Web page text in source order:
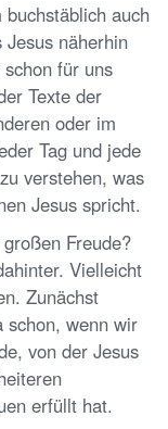
auch
näherhin
für uns
Texte der
oder im
Tag und jede
verstehen, was
Jesus spricht.
Freude?
Vielleicht
Zunächst
schon, wenn wir
von der Jesus
erfüllt hat.